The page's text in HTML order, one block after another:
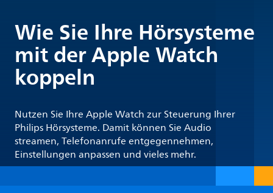
Wie Sie Ihre Hörsysteme
mit der Apple Watch
koppeln
Nutzen Sie Ihre Apple Watch zur Steuerung Ihrer
Philips Hörsysteme. Damit können Sie Audio
streamen, Telefonanrufe entgegennehmen,
Einstellungen anpassen und vieles mehr.